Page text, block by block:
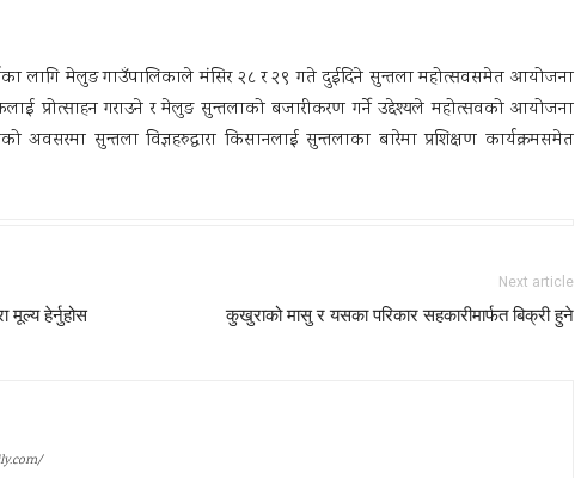
लागि मेलुङ गाउँपालिकाले मंसिर २८ र २९ गते दुईदिने सुन्तला महोत्सवसमेत आयोजना
प्रोत्साहन गराउने र मेलुङ सुन्तलाको बजारीकरण गर्ने उद्देश्यले महोत्सवको आयोजना
अवसरमा सुन्तला विज्ञहरुद्वारा किसानलाई सुन्तलाका बारेमा प्रशिक्षण कार्यक्रमसमेत
हेर्नुहोस
Next article
कुखुराको मासु र यसका परिकार सहकारीमार्फत बिक्री हुने